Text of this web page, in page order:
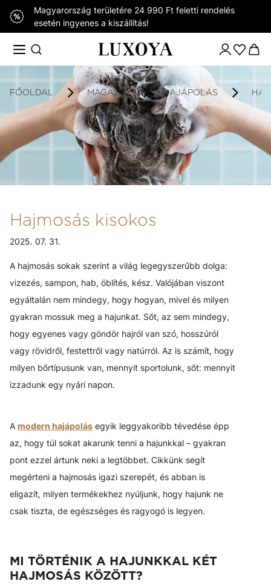
Magyarország területére 24 990 Ft feletti rendelés
esetén ingyenes a kiszállítás!
FŐOLDAL MAGAZIN HAJÁPOLÁS
Hajmosás kisokos
2025. 07. 31.
A hajmosás sokak szerint a világ legegyszerűbb dolga:
vizezés, sampon, hab, öblítés, kész. Valójában viszont
egyáltalán nem mindegy, hogy hogyan, mivel és milyen
gyakran mossuk meg a hajunkat. Sőt, az sem mindegy,
hogy egyenes vagy göndör hajról van szó, hosszúról
vagy rövidről, festettről vagy natúrról. Az is számít, hogy
milyen bőrtípusunk van, mennyit sportolunk, sőt: mennyit
izzadunk egy nyári napon.
A modern hajápolás egyik leggyakoribb tévedése épp
az, hogy túl sokat akarunk tenni a hajunkkal – gyakran
pont ezzel ártunk neki a legtöbbet. Cikkünk segít
megérteni a hajmosás igazi szerepét, és abban is
eligazít, milyen termékekhez nyúljunk, hogy hajunk ne
csak tiszta, de egészséges és ragyogó is legyen.
MI TÖRTÉNIK A HAJUNKKAL KÉT
HAJMOSÁS KÖZÖTT?